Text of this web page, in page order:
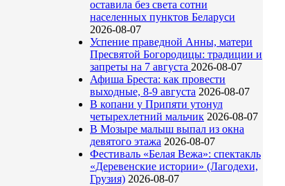
оставила без света сотни
населенных пунктов Беларуси
2026-08-07
Успение праведной Анны, матери
Пресвятой Богородицы: традиции и
запреты на 7 августа 2026-08-07
Афиша Бреста: как провести
выходные, 8-9 августа 2026-08-07
В копани у Припяти утонул
четырехлетний мальчик 2026-08-07
В Мозыре малыш выпал из окна
девятого этажа 2026-08-07
Фестиваль «Белая Вежа»: спектакль
«Деревенские истории» (Лагодехи,
Грузия) 2026-08-07